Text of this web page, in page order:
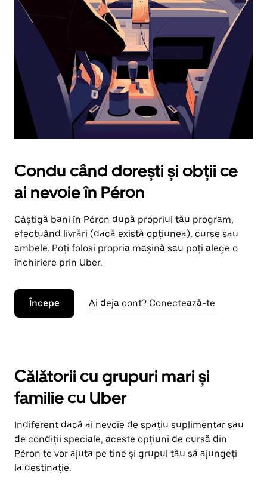
în
jos.
Închide
calendarul
apăsând
pe
butonul
Escape.
Condu când dorești și obții ce
ai nevoie în Péron
Câștigă bani în Péron după propriul tău program,
efectuând livrări (dacă există opțiunea), curse sau
ambele. Poți folosi propria mașină sau poți alege o
închiriere prin Uber.
Începe Ai deja cont? Conectează-te
Călătorii cu grupuri mari și
familie cu Uber
Indiferent dacă ai nevoie de spațiu suplimentar sau
de condiții speciale, aceste opțiuni de cursă din
Péron te vor ajuta pe tine și grupul tău să ajungeți
la destinație.